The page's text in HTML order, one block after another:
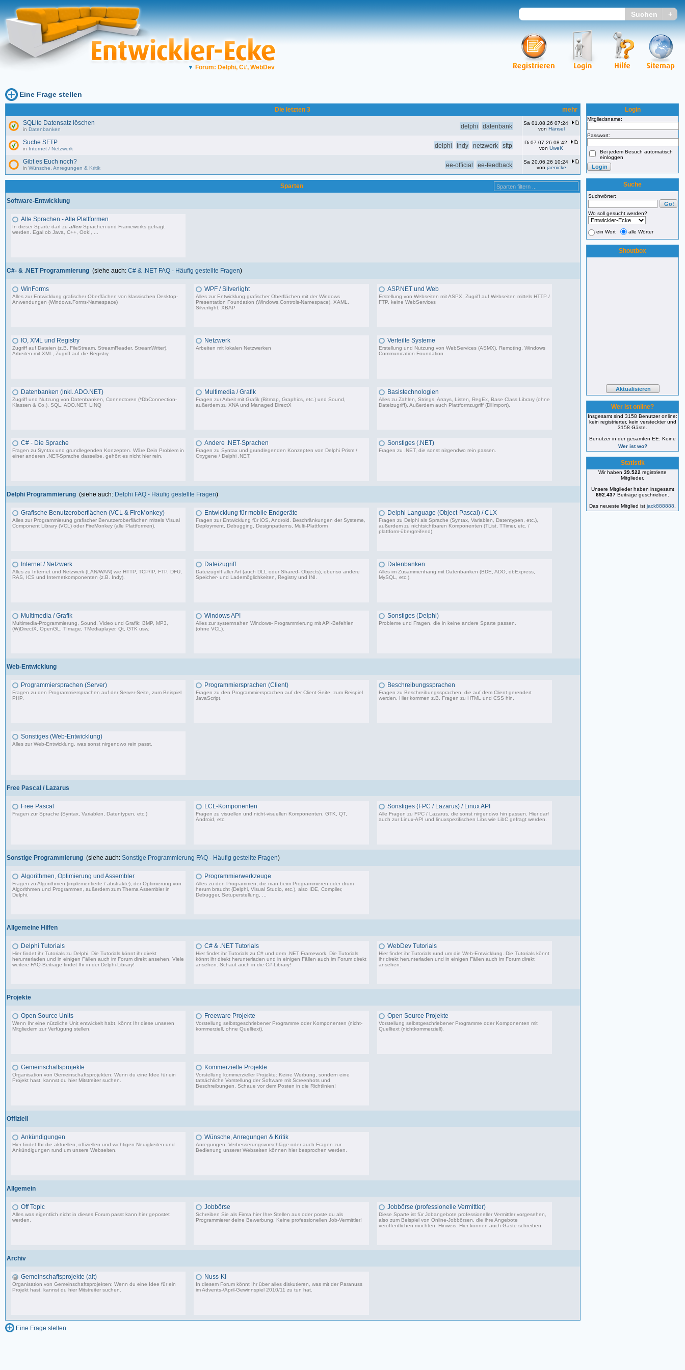
▼ Forum: Delphi, C#, WebDev
Eine Frage stellen
mehr
Die letzten 3
delphi datenbank
SQLite Datensatz löschen
in Datenbanken
Sa 01.08.26 07:24
von Hänsel
delphi indy netzwerk sftp
Suche SFTP
in Internet / Netzwerk
Di 07.07.26 08:42
von UweK
ee-official ee-feedback
Gibt es Euch noch?
in Wünsche, Anregungen & Kritik
Sa 20.06.26 10:24
von jaenicke
Sparten
Software-Entwicklung
Alle Sprachen - Alle Plattformen
In dieser Sparte darf zuallen Sprachen und Frameworks gefragt
werden. Egal ob Java, C++, Ook!, ...
C#- & .NET Programmierung (siehe auch: C# & .NET FAQ - Häufig gestellte Fragen)
WinForms
Alles zur Entwicklung grafischer Oberflächen von klassischen Desktop-
Anwendungen (Windows.Forms-Namespace)
WPF / Silverlight
Alles zur Entwicklung grafischer Oberflächen mit der Windows
Presentation Foundation (Windows.Controls-Namespace), XAML,
Silverlight, XBAP
ASP.NET und Web
Erstellung von Webseiten mit ASPX, Zugriff auf Webseiten mittels HTTP /
FTP, keine WebServices
IO, XML und Registry
Zugriff auf Dateien (z.B. FileStream, StreamReader, StreamWriter),
Arbeiten mit XML, Zugriff auf die Registry
Netzwerk
Arbeiten mit lokalen Netzwerken
Verteilte Systeme
Erstellung und Nutzung von WebServices (ASMX), Remoting, Windows
Communication Foundation
Datenbanken (inkl. ADO.NET)
Zugriff und Nutzung von Datenbanken, Connectoren (*DbConnection-
Klassen & Co.), SQL, ADO.NET, LINQ
Multimedia / Grafik
Fragen zur Arbeit mit Grafik (Bitmap, Graphics, etc.) und Sound,
außerdem zu XNA und Managed DirectX
Basistechnologien
Alles zu Zahlen, Strings, Arrays, Listen, RegEx, Base Class Library (ohne
Dateizugriff). Außerdem auch Plattformzugriff (DllImport).
C# - Die Sprache
Fragen zu Syntax und grundlegenden Konzepten. Wäre Dein Problem in
einer anderen .NET-Sprache dasselbe, gehört es nicht hier rein.
Andere .NET-Sprachen
Fragen zu Syntax und grundlegenden Konzepten von Delphi Prism /
Oxygene / Delphi .NET.
Sonstiges (.NET)
Fragen zu .NET, die sonst nirgendwo rein passen.
Delphi Programmierung (siehe auch: Delphi FAQ - Häufig gestellte Fragen)
Grafische Benutzeroberflächen (VCL & FireMonkey)
Alles zur Programmierung grafischer Benutzeroberflächen mittels Visual
Component Library (VCL) oder FireMonkey (alle Plattformen).
Entwicklung für mobile Endgeräte
Fragen zur Entwicklung für iOS, Android. Beschränkungen der Systeme,
Deployment, Debugging, Designpatterns, Multi-Plattform
Delphi Language (Object-Pascal) / CLX
Fragen zu Delphi als Sprache (Syntax, Variablen, Datentypen, etc.),
außerdem zu nichtsichtbaren Komponenten (TList, TTimer, etc. /
plattform-übergreifend).
Internet / Netzwerk
Alles zu Internet und Netzwerk (LAN/WAN) wie HTTP, TCP/IP, FTP, DFÜ,
RAS, ICS und Internetkomponenten (z.B. Indy).
Dateizugriff
Dateizugriff aller Art (auch DLL oder Shared- Objects), ebenso andere
Speicher- und Lademöglichkeiten, Registry und INI.
Datenbanken
Alles im Zusammenhang mit Datenbanken (BDE, ADO, dbExpress,
MySQL, etc.).
Multimedia / Grafik
Multimedia-Programmierung, Sound, Video und Grafik: BMP, MP3,
(W)DirectX, OpenGL, TImage, TMediaplayer, Qt, GTK usw.
Windows API
Alles zur systemnahen Windows- Programmierung mit API-Befehlen
(ohne VCL).
Sonstiges (Delphi)
Probleme und Fragen, die in keine andere Sparte passen.
Web-Entwicklung
Programmiersprachen (Server)
Fragen zu den Programmiersprachen auf der Server-Seite, zum Beispiel
PHP.
Programmiersprachen (Client)
Fragen zu den Programmiersprachen auf der Client-Seite, zum Beispiel
JavaScript.
Beschreibungssprachen
Fragen zu Beschreibungssprachen, die auf dem Client gerendert
werden. Hier kommen z.B. Fragen zu HTML und CSS hin.
Sonstiges (Web-Entwicklung)
Alles zur Web-Entwicklung, was sonst nirgendwo rein passt.
Free Pascal / Lazarus
Free Pascal
Fragen zur Sprache (Syntax, Variablen, Datentypen, etc.)
LCL-Komponenten
Fragen zu visuellen und nicht-visuellen Komponenten. GTK, QT,
Android, etc.
Sonstiges (FPC / Lazarus) / Linux API
Alle Fragen zu FPC / Lazarus, die sonst nirgendwo hin passen. Hier darf
auch zur Linux-API und linuxspezifischen Libs wie LibC gefragt werden.
Sonstige Programmierung (siehe auch: Sonstige Programmierung FAQ - Häufig gestellte Fragen)
Algorithmen, Optimierung und Assembler
Fragen zu Algorithmen (implementierte / abstrakte), der Optimierung von
Algorithmen und Programmen, außerdem zum Thema Assembler in
Delphi.
Programmierwerkzeuge
Alles zu den Programmen, die man beim Programmieren oder drum
herum braucht (Delphi, Visual Studio, etc.), also IDE, Compiler,
Debugger, Setuperstellung, ...
Allgemeine Hilfen
Delphi Tutorials
Hier findet ihr Tutorials zu Delphi. Die Tutorials könnt ihr direkt
herunterladen und in einigen Fällen auch im Forum direkt ansehen. Viele
weitere FAQ-Beiträge findet Ihr in der Delphi-Library!
C# & .NET Tutorials
Hier findet ihr Tutorials zu C# und dem .NET Framework. Die Tutorials
könnt ihr direkt herunterladen und in einigen Fällen auch im Forum direkt
ansehen. Schaut auch in die C#-Library!
WebDev Tutorials
Hier findet ihr Tutorials rund um die Web-Entwicklung. Die Tutorials könnt
ihr direkt herunterladen und in einigen Fällen auch im Forum direkt
ansehen.
Projekte
Open Source Units
Wenn Ihr eine nützliche Unit entwickelt habt, könnt Ihr diese unseren
Mitgliedern zur Verfügung stellen.
Freeware Projekte
Vorstellung selbstgeschriebener Programme oder Komponenten (nicht-
kommerziell, ohne Quelltext).
Open Source Projekte
Vorstellung selbstgeschriebener Programme oder Komponenten mit
Quelltext (nichtkommerziell).
Gemeinschaftsprojekte
Organisation von Gemeinschaftsprojekten: Wenn du eine Idee für ein
Projekt hast, kannst du hier Mitstreiter suchen.
Kommerzielle Projekte
Vorstellung kommerzieller Projekte: Keine Werbung, sondern eine
tatsächliche Vorstellung der Software mit Screenhots und
Beschreibungen. Schaue vor dem Posten in die Richtlinien!
Offiziell
Ankündigungen
Hier findet Ihr die aktuellen, offiziellen und wichtigen Neuigkeiten und
Ankündigungen rund um unsere Webseiten.
Wünsche, Anregungen & Kritik
Anregungen, Verbesserungsvorschläge oder auch Fragen zur
Bedienung unserer Webseiten können hier besprochen werden.
Allgemein
Off Topic
Alles was eigentlich nicht in dieses Forum passt kann hier gepostet
werden.
Jobbörse
Schreiben Sie als Firma hier Ihre Stellen aus oder poste du als
Programmierer deine Bewerbung. Keine professionellen Job-Vermittler!
Jobbörse (professionelle Vermittler)
Diese Sparte ist für Jobangebote professioneller Vermittler vorgesehen,
also zum Beispiel von Online-Jobbörsen, die ihre Angebote
veröffentlichen möchten. Hinweis: Hier können auch Gäste schreiben.
Archiv
Gemeinschaftsprojekte (alt)
Organisation von Gemeinschaftsprojekten: Wenn du eine Idee für ein
Projekt hast, kannst du hier Mitstreiter suchen.
Nuss-KI
In diesem Forum könnt Ihr über alles diskutieren, was mit der Paranuss
imAdvents-/April-Gewinnspiel 2010/11 zu tun hat.
Eine Frage stellen
Login
Mitgliedsname:
Passwort:
Bei jedem Besuch automatisch
einloggen
Suche
Suchwörter:
Wo soll gesucht werden?
ein Wort alle Wörter
Shoutbox
Wer ist online?
Insgesamt sind 3158 Benutzer online:
kein registrierter, kein versteckter und
3158 Gäste.
Benutzer in der gesamten EE: Keine
Wer ist wo?
Statistik
Wir haben 39.522 registrierte
Mitglieder.
Unsere Mitglieder haben insgesamt
692.437 Beiträge geschrieben.
Das neueste Mitglied ist jack888888.